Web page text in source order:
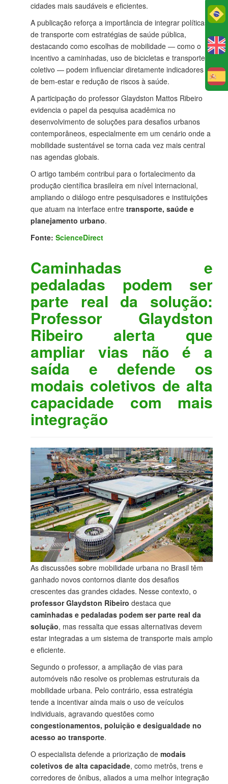
cidades mais saudáveis e eficientes.
A publicação reforça a importância de integrar políticas
de transporte com estratégias de saúde pública,
destacando como escolhas de mobilidade — como o
incentivo a caminhadas, uso de bicicletas e transporte
coletivo — podem influenciar diretamente indicadores
de bem-estar e redução de riscos à saúde.
A participação do professor Glaydston Mattos Ribeiro
evidencia o papel da pesquisa acadêmica no
desenvolvimento de soluções para desafios urbanos
contemporâneos, especialmente em um cenário onde a
mobilidade sustentável se torna cada vez mais central
nas agendas globais.
O artigo também contribui para o fortalecimento da
produção científica brasileira em nível internacional,
ampliando o diálogo entre pesquisadores e instituições
que atuam na interface entre transporte, saúde e
planejamento urbano.
Fonte: ScienceDirect
Caminhadas e
pedaladas podem ser
parte real da solução:
Professor Glaydston
Ribeiro alerta que
ampliar vias não é a
saída e defende os
modais coletivos de alta
capacidade com mais
integração
As discussões sobre mobilidade urbana no Brasil têm
ganhado novos contornos diante dos desafios
crescentes das grandes cidades. Nesse contexto, o
professor Glaydston Ribeiro destaca que
caminhadas e pedaladas podem ser parte real da
solução, mas ressalta que essas alternativas devem
estar integradas a um sistema de transporte mais amplo
e eficiente.
Segundo o professor, a ampliação de vias para
automóveis não resolve os problemas estruturais da
mobilidade urbana. Pelo contrário, essa estratégia
tende a incentivar ainda mais o uso de veículos
individuais, agravando questões como
congestionamentos, poluição e desigualdade no
acesso ao transporte.
O especialista defende a priorização de modais
coletivos de alta capacidade, como metrôs, trens e
corredores de ônibus, aliados a uma melhor integração